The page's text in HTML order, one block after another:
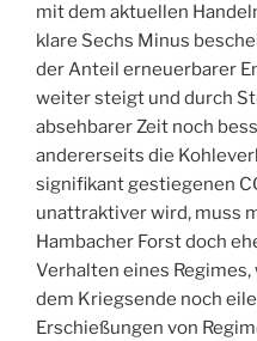
mit dem aktuellen
klare Sechs Minus
der Anteil erneuerbarer
weiter steigt und durch
absehbarer Zeit noch
andererseits die
signifikant gestiegenen
unattraktiver wird, muss
Hambacher Forst doch
Verhalten eines
dem Kriegsende noch
Erschießungen von